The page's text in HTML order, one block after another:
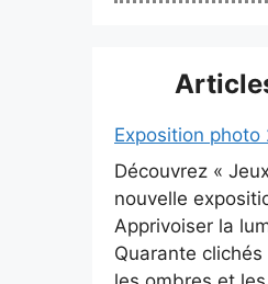
Exposition photo
Découvrez «
nouvelle
Apprivoiser la
Quarante